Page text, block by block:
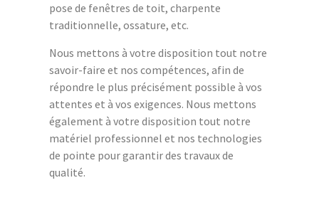
pose de fenêtres de toit, charpente
traditionnelle, ossature, etc.
Nous mettons à votre disposition tout notre
savoir-faire et nos compétences, afin de
répondre le plus précisément possible à vos
attentes et à vos exigences. Nous mettons
également à votre disposition tout notre
matériel professionnel et nos technologies
de pointe pour garantir des travaux de
qualité.